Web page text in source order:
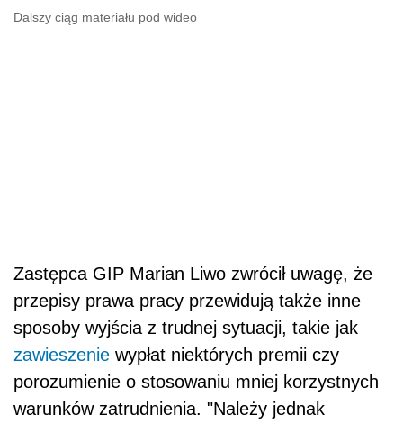
Dalszy ciąg materiału pod wideo
Zastępca GIP Marian Liwo zwrócił uwagę, że
przepisy prawa pracy przewidują także inne
sposoby wyjścia z trudnej sytuacji, takie jak
zawieszenie wypłat niektórych premii czy
porozumienie o stosowaniu mniej korzystnych
warunków zatrudnienia. "Należy jednak